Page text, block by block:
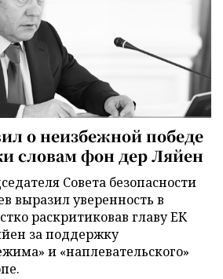
о неизбежной победе
словам фон дер Ляйен
Совета безопасности
выразил уверенность в
раскритиковав главу ЕК
за поддержку
и «наплевательского»